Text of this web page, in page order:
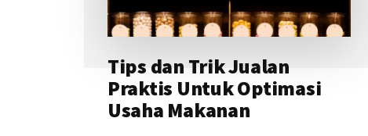
Tips dan Trik Jualan
Praktis Untuk Optimasi
Usaha Makanan